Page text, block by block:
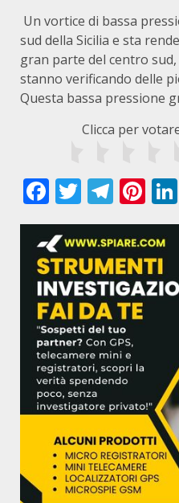
Un vortice di bassa
sud della Sicilia e sta
gran parte del centro
stanno verificando delle
Questa bassa pressione
Clicca per
Facebook
Twitter